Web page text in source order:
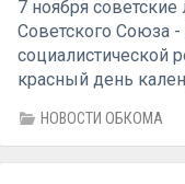
7 ноября
Советского Союза
социалистической
красный день
НОВОСТИ ОБКОМА